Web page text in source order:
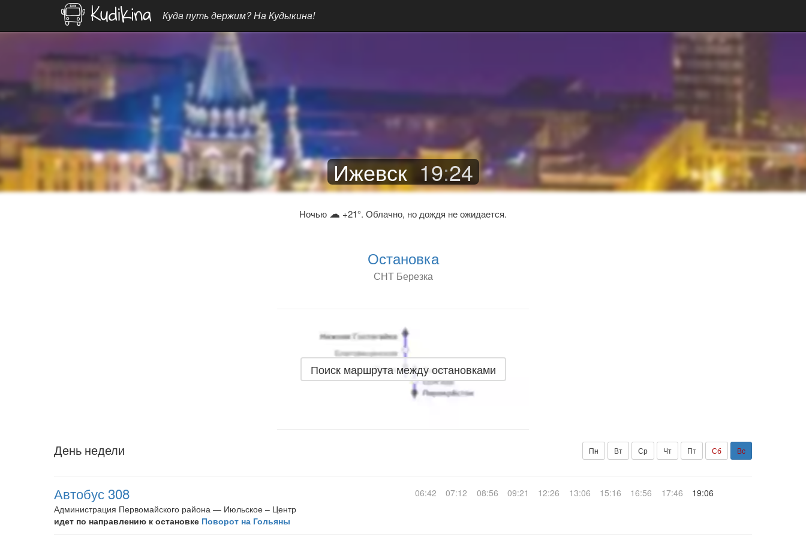
Куда путь держим? На Кудыкина!
Ижевск 19:24
Ночью ☁ +21°. Облачно, но дождя не ожидается.
Остановка
СНТ Березка
Поиск маршрута между остановками
День недели Пн Вт Ср Чт Пт Сб Вс
Автобус 308
Администрация Первомайского района — Июльское – Центр
идет по направлению к остановке Поворот на Гольяны
06:42 07:12 08:56 09:21 12:26 13:06 15:16 16:56 17:46 19:06